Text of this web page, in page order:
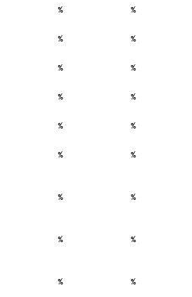
% %
% %
% %
% %
% %
% %
% %
% %
% %